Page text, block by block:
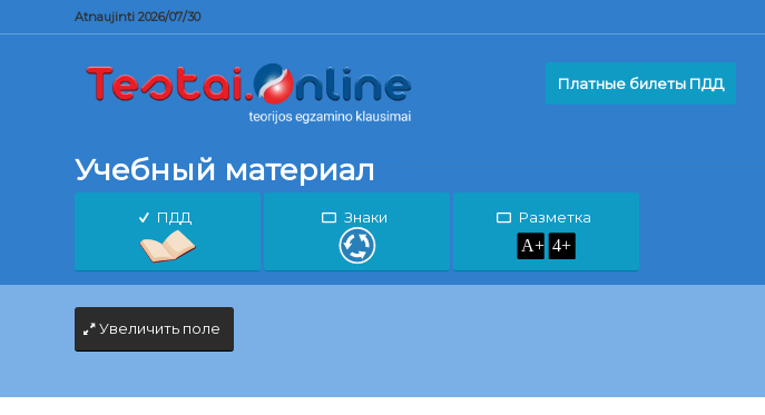
Atnaujinti 2026/07/30
Платные билеты ПДД
Учебный материал
ПДД Знаки Разметка
Увеличить поле